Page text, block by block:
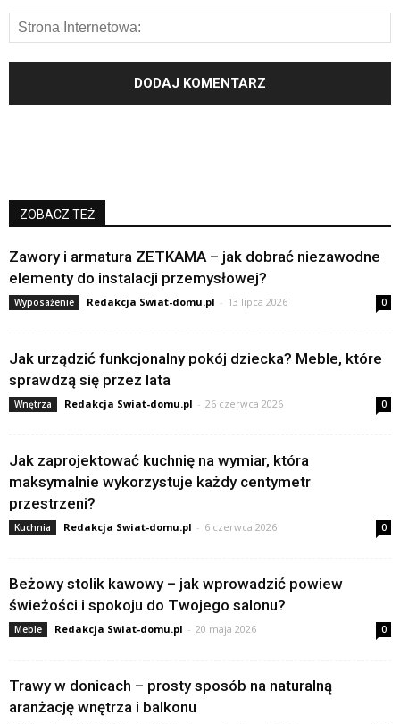
ZOBACZ TEŻ
Zawory i armatura ZETKAMA – jak dobrać niezawodne
elementy do instalacji przemysłowej?
Wyposażenie Redakcja Swiat-domu.pl - 13 lipca 2026 0
Jak urządzić funkcjonalny pokój dziecka? Meble, które
sprawdzą się przez lata
Wnętrza Redakcja Swiat-domu.pl - 26 czerwca 2026 0
Jak zaprojektować kuchnię na wymiar, która
maksymalnie wykorzystuje każdy centymetr
przestrzeni?
Kuchnia Redakcja Swiat-domu.pl - 6 czerwca 2026 0
Beżowy stolik kawowy – jak wprowadzić powiew
świeżości i spokoju do Twojego salonu?
Meble Redakcja Swiat-domu.pl - 20 maja 2026 0
Trawy w donicach – prosty sposób na naturalną
aranżację wnętrza i balkonu